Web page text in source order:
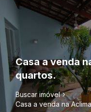
Casa a venda
quartos.
Buscar imóvel
Casa a venda na